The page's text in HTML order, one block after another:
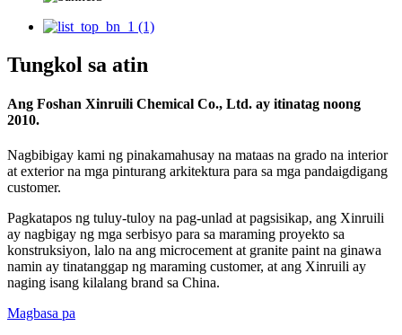
Tungkol sa atin
Ang Foshan Xinruili Chemical Co., Ltd. ay itinatag noong
2010.
Nagbibigay kami ng pinakamahusay na mataas na grado na interior
at exterior na mga pinturang arkitektura para sa mga pandaigdigang
customer.
Pagkatapos ng tuluy-tuloy na pag-unlad at pagsisikap, ang Xinruili
ay nagbigay ng mga serbisyo para sa maraming proyekto sa
konstruksiyon, lalo na ang microcement at granite paint na ginawa
namin ay tinatanggap ng maraming customer, at ang Xinruili ay
naging isang kilalang brand sa China.
Magbasa pa